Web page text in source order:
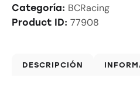
Categoría: BCRacing
Product ID: 77908
DESCRIPCIÓN